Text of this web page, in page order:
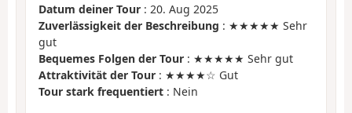
Datum deiner Tour : 20. Aug 2025
Zuverlässigkeit der Beschreibung : ★★★★★ Sehr
gut
Bequemes Folgen der Tour : ★★★★★ Sehr gut
Attraktivität der Tour : ★★★★☆ Gut
Tour stark frequentiert : Nein